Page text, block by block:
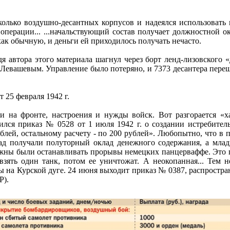
воздушно-десантных корпусов и надеялся
...начальствующий состав получает
обычную, и деньги ей приходилось получать нечасто.
этого материала шагнул через борт ленд-
Управление было потеряно, и 7373 десантера
февраля 1942 г.
на фронте, настроения и нужды войск. Вот разгорается
приказ № 0528 от 1 июля 1942 г. о создании
остальному расчету - по 200 рублей». Любопытно, что в
получали полуторный оклад денежного содержания, а
были останавливать прорывы немецких панцерваффе. Это
один танк, потом ее уничтожат. А неокопанная... Тем
Курской дуге. 24 июня выходит приказ № 0387,